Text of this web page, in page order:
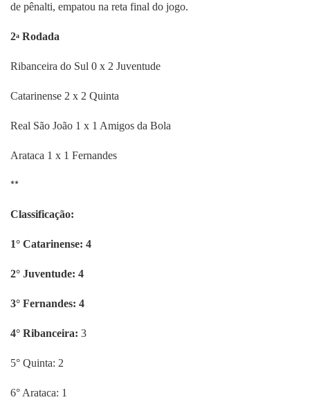
de pênalti, empatou na reta final do jogo.
2a Rodada
Ribanceira do Sul 0 x 2 Juventude
Catarinense 2 x 2 Quinta
Real São João 1 x 1 Amigos da Bola
Arataca 1 x 1 Fernandes
**
Classificação:
1° Catarinense: 4
2° Juventude: 4
3° Fernandes: 4
4° Ribanceira: 3
5° Quinta: 2
6° Arataca: 1